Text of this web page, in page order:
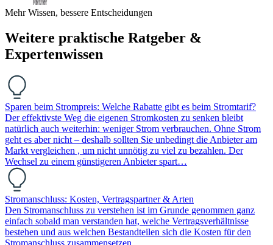
Mehr Wissen, bessere Entscheidungen
Weitere praktische Ratgeber &
Expertenwissen
Sparen beim Strompreis: Welche Rabatte gibt es beim Stromtarif?
Der effektivste Weg die eigenen Stromkosten zu senken bleibt
natürlich auch weiterhin: weniger Strom verbrauchen. Ohne Strom
geht es aber nicht – deshalb sollten Sie unbedingt die Anbieter am
Markt vergleichen , um nicht unnötig zu viel zu bezahlen. Der
Wechsel zu einem günstigeren Anbieter spart…
Stromanschluss: Kosten, Vertragspartner & Arten
Den Stromanschluss zu verstehen ist im Grunde genommen ganz
einfach sobald man verstanden hat, welche Vertragsverhältnisse
bestehen und aus welchen Bestandteilen sich die Kosten für den